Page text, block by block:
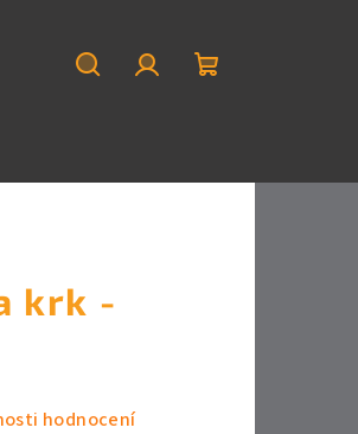
krk -
hodnocení